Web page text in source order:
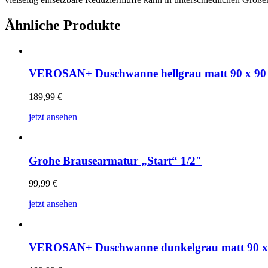
Ähnliche Produkte
VEROSAN+ Duschwanne hellgrau matt 90 x 90
189,99 €
jetzt ansehen
Grohe Brausearmatur „Start“ 1/2″
99,99 €
jetzt ansehen
VEROSAN+ Duschwanne dunkelgrau matt 90